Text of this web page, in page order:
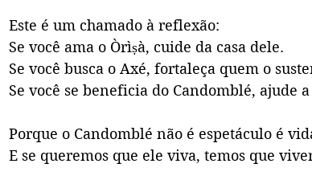
Este é um chamado à reflexão:
Se você ama o Òrìṣà, cuide da casa dele.
Se você busca o Axé, fortaleça quem o
Se você se beneficia do Candomblé, ajude
Porque o Candomblé não é espetáculo é
E se queremos que ele viva, temos que